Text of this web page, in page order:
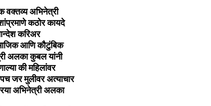
अभिनेत्री
कठोर कायदे
करिअर
आणि कौटुंबिक
अलका कुबल यांनी
की महिलांवर
जर मुलीवर अत्याचार
अभिनेत्री अलका